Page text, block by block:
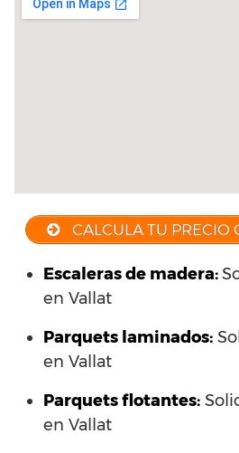
CALCULA TU PRECIO
Escaleras de madera:
en Vallat
Parquets laminados:
en Vallat
Parquets flotantes:
en Vallat